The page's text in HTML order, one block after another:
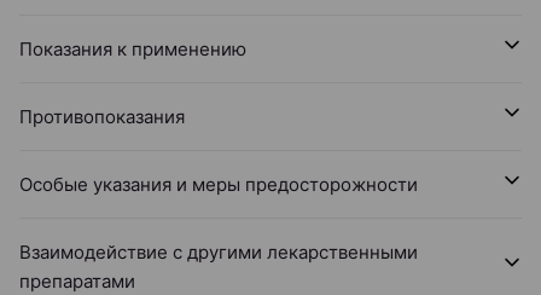
Показания к применению
Противопоказания
Особые указания и меры предосторожности
Взаимодействие с другими лекарственными
препаратами